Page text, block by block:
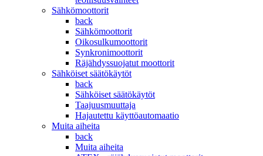
Sähkömoottorit
back
Sähkömoottorit
Oikosulkumoottorit
Synkronimoottorit
Räjähdyssuojatut moottorit
Sähköiset säätökäytöt
back
Sähköiset säätökäytöt
Taajuusmuuttaja
Hajautettu käyttöautomaatio
Muita aiheita
back
Muita aiheita